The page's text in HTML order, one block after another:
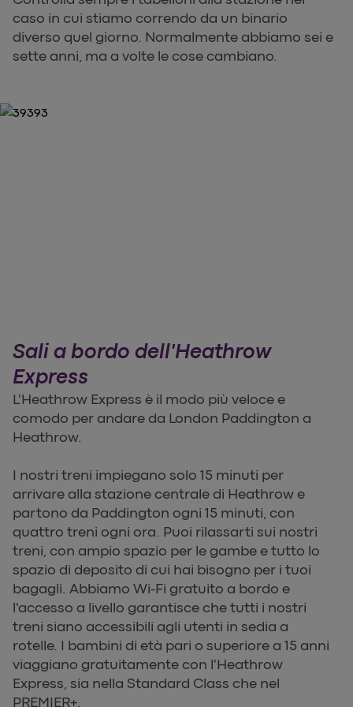
caso in cui stiamo correndo da un binario
diverso quel giorno. Normalmente abbiamo sei e
sette anni, ma a volte le cose cambiano.
Sali a bordo dell'Heathrow
Express
L'Heathrow Express è il modo più veloce e
comodo per andare da London Paddington a
Heathrow.
I nostri treni impiegano solo 15 minuti per
arrivare alla stazione centrale di Heathrow e
partono da Paddington ogni 15 minuti, con
quattro treni ogni ora. Puoi rilassarti sui nostri
treni, con ampio spazio per le gambe e tutto lo
spazio di deposito di cui hai bisogno per i tuoi
bagagli. Abbiamo Wi-Fi gratuito a bordo e
l'accesso a livello garantisce che tutti i nostri
treni siano accessibili agli utenti in sedia a
rotelle. I bambini di età pari o superiore a 15 anni
viaggiano gratuitamente con l'Heathrow
Express, sia nella Standard Class che nel
PREMIER+.